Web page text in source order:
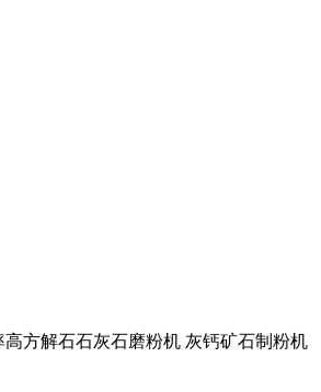
方解石石灰石磨粉机 灰钙矿石制粉机